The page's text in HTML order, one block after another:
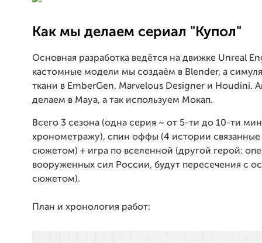
Как мы делаем сериал "Купол"
Основная разработка ведётся на движке Unreal
кастомные модели мы создаём в Blender, а
ткани в EmberGen, Marvelous Designer и Houdini.
делаем в Maya, а так используем Мокап.
Всего 3 сезона (одна серия ~ от 5-ти до 10-ти
хронометражу), спин оффы (4 истории
сюжетом) + игра по вселенной (другой герой:
вооруженных сил России, будут пересечения с
сюжетом).
План и хронология работ: